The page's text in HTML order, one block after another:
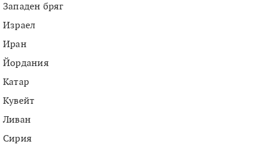
Западен бряг
Израел
Иран
Йордания
Катар
Кувейт
Ливан
Сирия